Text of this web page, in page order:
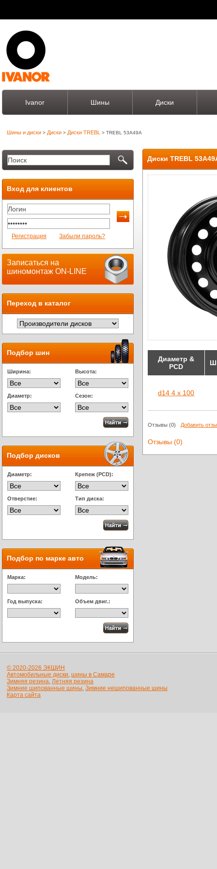
Ivanor Шины Диски
Шины и диски > Диски > Диски TREBL > TREBL 53A49A
Вход для клиентов
Регистрация Забыли пароль?
Записаться на
шиномонтаж ON-LINE
Переход в каталог
Подбор шин
Ширина: Высота:
Диаметр: Сезон:
Подбор дисков
Диаметр: Крепеж (PCD):
Отверстие: Тип диска:
Подбор по марке авто
Марка: Модель:
Год выпуска: Объем двиг.:
Диски TREBL
Диаметр &
PCD
d14 4 x 100
Отзывы (0) Добавить
Отзывы (0)
© 2020-2026 ЭКШИН
Автомобильные диски, шины в Самаре
Зимняя резина, Летняя резина
Зимние шипованные шины, Зимние нешипованные шины
Карта сайта